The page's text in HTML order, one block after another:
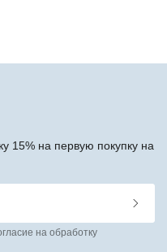
15% на первую покупку на
на обработку